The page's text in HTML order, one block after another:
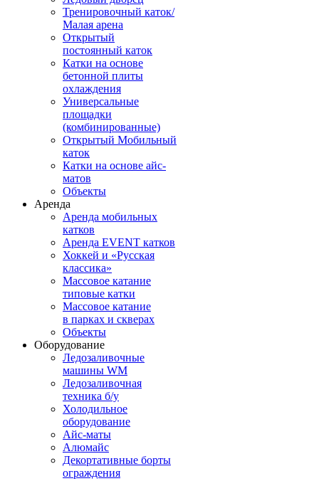
Тренировочный каток/
Малая арена
Открытый
постоянный каток
Катки на основе
бетонной плиты
охлаждения
Универсальные
площадки
(комбинированные)
Открытый Мобильный
каток
Катки на основе айс-
матов
Объекты
Аренда
Аренда мобильных
катков
Аренда EVENT катков
Хоккей и «Русская
классика»
Массовое катание
типовые катки
Массовое катание
в парках и скверах
Объекты
Оборудование
Ледозаливочные
машины WM
Ледозаливочная
техника б/у
Холодильное
оборудование
Айс-маты
Алюмайс
Декортативные борты
ограждения